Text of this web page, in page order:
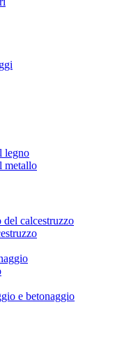
legno
metallo
del calcestruzzo
e betonaggio